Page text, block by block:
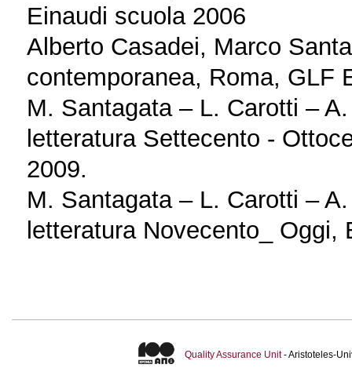
Einaudi scuola 2006
Alberto Casadei, Marco
contemporanea, Roma, GLF
M. Santagata – L. Carotti –
letteratura Settecento -
2009.
M. Santagata – L. Carotti –
letteratura Novecento_ Oggi,
Quality Assurance Unit- Aristoteles-